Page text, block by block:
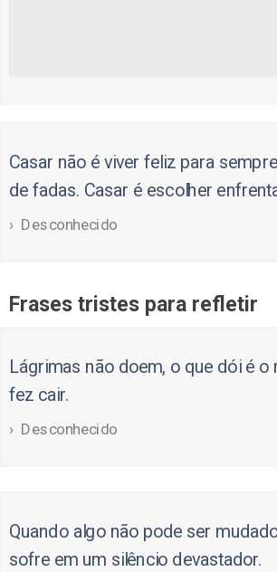
Casar não é viver feliz para
de fadas. Casar é escolher
Desconhecido
Frases tristes para refletir
Lágrimas não doem, o que dói é o
fez cair.
Desconhecido
Quando algo não pode ser
sofre em um silêncio devastador.